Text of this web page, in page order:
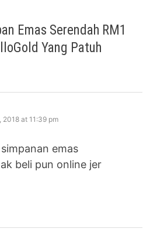
Emas Serendah RM1
Yang Patuh
2018 at 11:39 pm
emas
beli pun online jer